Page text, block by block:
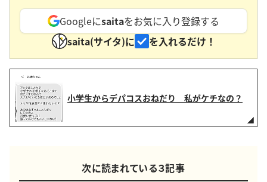
Googleにsaitaをお気に入り登録する
saita(サイタ)に
を入れるだけ！
小学生からデパコスおねだり 私がケチなの？
次に読まれている３記事